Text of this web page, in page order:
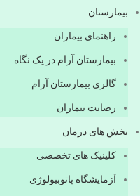
بيمارستان
راهنماي بیماران
بیمارستان آرام در یک نگاه
گالری بیمارستان آرام
رضایت بیماران
بخش های درمان
کلینیک های تخصصی
آزمایشگاه پاتوبیولوژی